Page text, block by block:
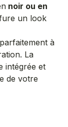
noir ou en
un look
à
La
intégrée et
de votre